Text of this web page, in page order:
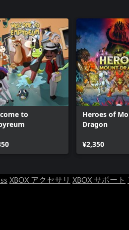
to
Heroes of
Dragon
¥2,350
XBOX アクセサリ XBOX サポート